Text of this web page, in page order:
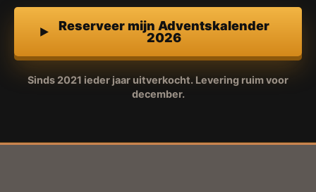
Reserveer mijn Adventskalender
2026
Sinds 2021 ieder jaar uitverkocht. Levering ruim voor
december.